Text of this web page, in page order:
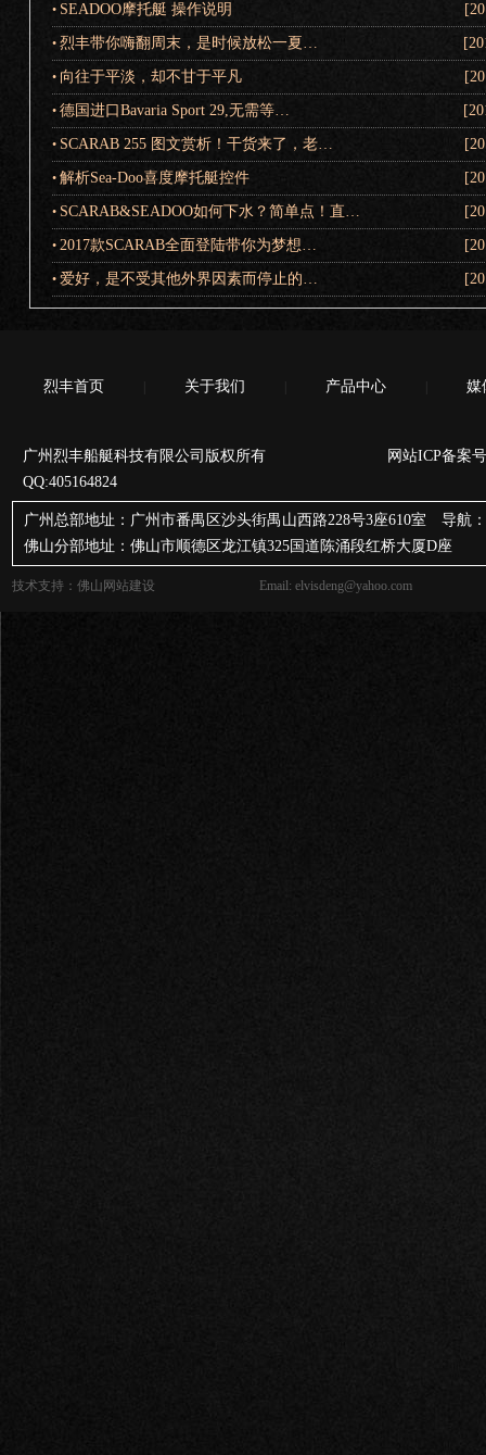
• SEADOO摩托艇 操作说明
• 烈丰带你嗨翻周末，是时候放松一夏…
• 向往于平淡，却不甘于平凡
• 德国进口Bavaria Sport 29,无需等…
• SCARAB 255 图文赏析！干货来了，老…
• 解析Sea-Doo喜度摩托艇控件
• SCARAB&SEADOO如何下水？简单点！直…
• 2017款SCARAB全面登陆带你为梦想…
• 爱好，是不受其他外界因素而停止的…
烈丰首页 关于我们 产品中心 媒
广州烈丰船艇科技有限公司版权所有 网站ICP备案号
QQ:405164824
广州总部地址：广州市番禺区沙头街禺山西路228号3座610室 导航
佛山分部地址：佛山市顺德区龙江镇325国道陈涌段红桥大厦D座
技术支持： 佛山网站建设 Email: elvisdeng@yahoo.com